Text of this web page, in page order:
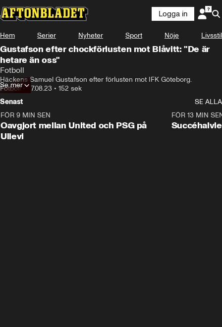
Logga in
Hem Serier Nyheter Sport Nöje Livsstil
Gustafson efter chockförlusten mot Blåvitt: "De är
hetare än oss"
Fotboll
Häckens Samuel Gustafson efter förlusten mot IFK Göteborg.
Fotboll•27.08.23 • 152 sek
Se mer
Senast
SE ALLA
FÖR 9 MIN SEN
Oavgjort mellan United och PSG på
Ullevi
FÖR 13 MIN